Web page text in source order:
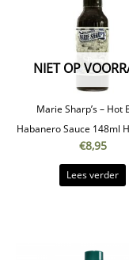
NIET OP
Marie Sharp’s – Hot
Habanero Sauce 148ml
€8,95
Lees verder